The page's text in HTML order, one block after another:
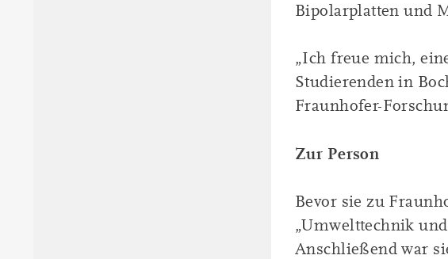
Bipolarplatten und
„Ich freue mich,
Studierenden in
Fraunhofer-
Zur Person
Bevor sie zu
„Umwelttechnik
Anschließend war